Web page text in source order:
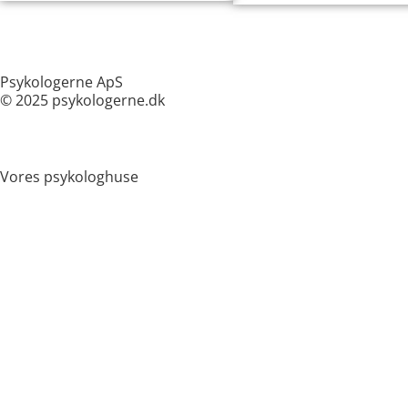
Psykologerne ApS
© 2025 psykologerne.dk
Vores psykologhuse